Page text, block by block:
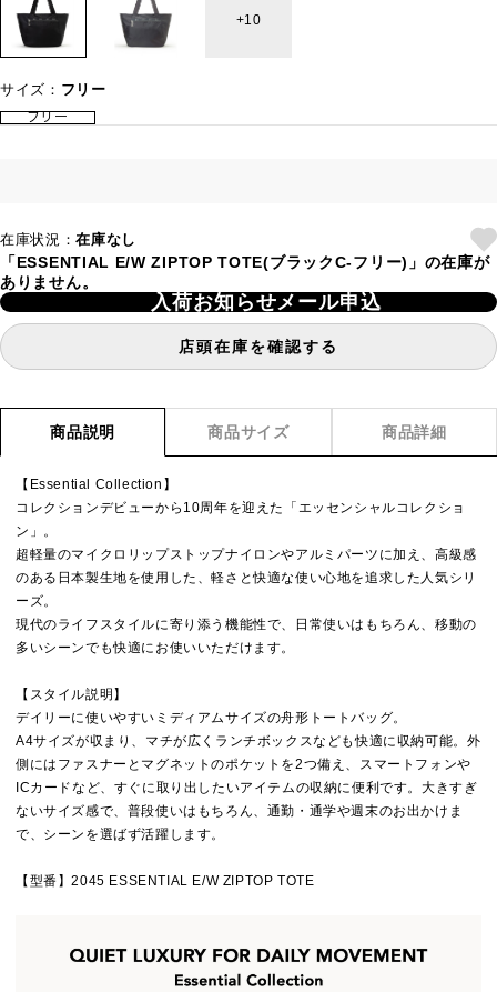
10
サイズ： フリー
フリー
在庫状況：在庫なし
「ESSENTIAL E/W ZIPTOP TOTE(ブラックC-フリー)」の在庫が
ありません。
入荷お知らせメール申込
店頭在庫を確認する
商品説明 商品サイズ 商品詳細
【Essential Collection】
コレクションデビューから10周年を迎えた「エッセンシャルコレクショ
ン」。
超軽量のマイクロリップストップナイロンやアルミパーツに加え、高級感
のある日本製生地を使用した、軽さと快適な使い心地を追求した人気シリ
ーズ。
現代のライフスタイルに寄り添う機能性で、日常使いはもちろん、移動の
多いシーンでも快適にお使いいただけます。
【スタイル説明】
デイリーに使いやすいミディアムサイズの舟形トートバッグ。
A4サイズが収まり、マチが広くランチボックスなども快適に収納可能。外
側にはファスナーとマグネットのポケットを2つ備え、スマートフォンや
ICカードなど、すぐに取り出したいアイテムの収納に便利です。大きすぎ
ないサイズ感で、普段使いはもちろん、通勤・通学や週末のお出かけま
で、シーンを選ばず活躍します。
【型番】2045 ESSENTIAL E/W ZIPTOP TOTE